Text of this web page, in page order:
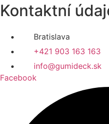
Kontaktní
Bratislava
+421 903 163 163
info@gumideck.sk
Facebook